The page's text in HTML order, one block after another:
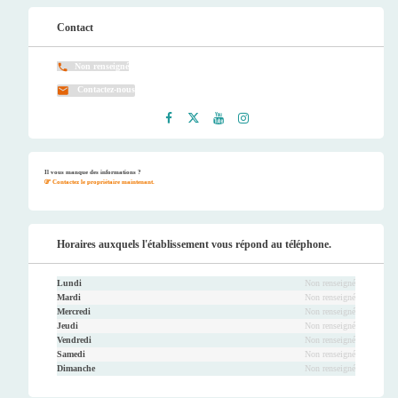
Contact
Non renseigné
Contactez-nous
Il vous manque des informations ?
Contactez le propriétaire maintenant.
Horaires auxquels l'établissement vous répond au téléphone.
Lundi
Non renseigné
Mardi
Non renseigné
Mercredi
Non renseigné
Jeudi
Non renseigné
Vendredi
Non renseigné
Samedi
Non renseigné
Dimanche
Non renseigné